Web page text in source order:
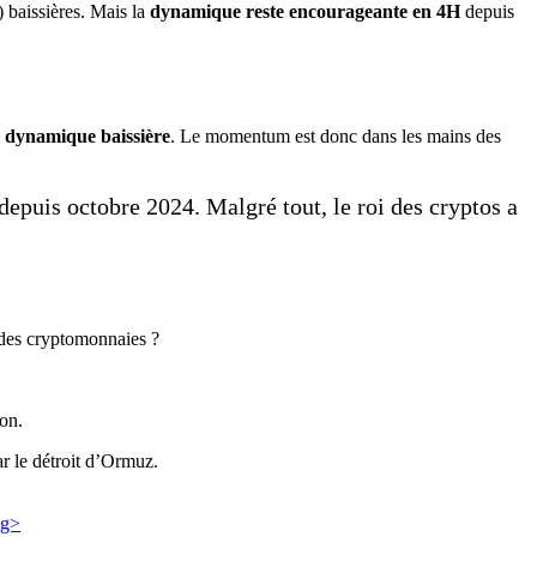
Mais la dynamique reste encourageante en 4Hdepuis
dynamique baissière. Le momentum est donc dans les mains des
octobre 2024. Malgré tout, le roi des cryptos a
cryptomonnaies ?
le détroit d’Ormuz.